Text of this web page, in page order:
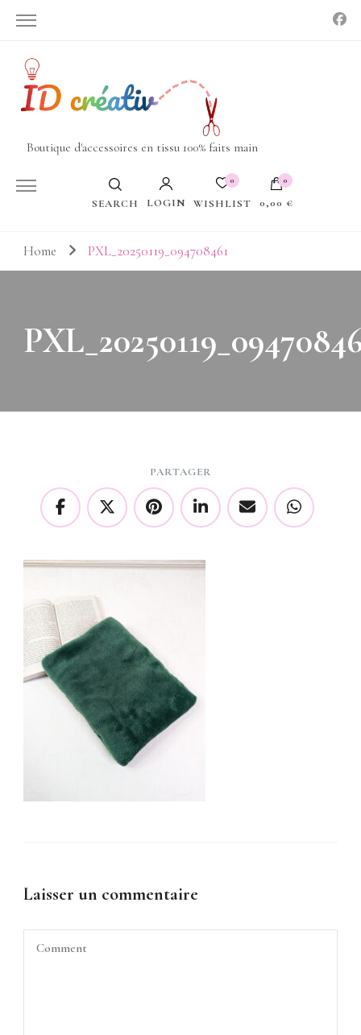
Boutique d'accessoires en tissu 100% faits main
SEARCH LOGIN
0
WISHLIST
0
0,00 €
Votre panier est vide.
Home PXL_20250119_094708461
PARTAGER
Laisser un commentaire